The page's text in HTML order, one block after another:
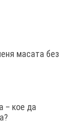
масата без
– кое да